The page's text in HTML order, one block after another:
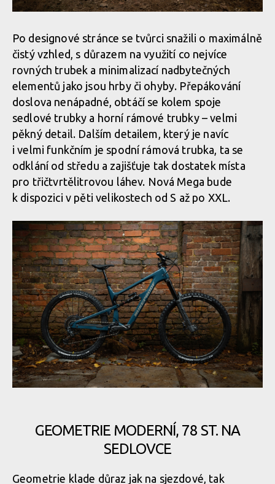
Po designové stránce se tvůrci snažili o maximálně
čistý vzhled, s důrazem na využití co nejvíce
rovných trubek a minimalizací nadbytečných
elementů jako jsou hrby či ohyby. Přepákování
doslova nenápadné, obtáčí se kolem spoje
sedlové trubky a horní rámové trubky – velmi
pěkný detail. Dalším detailem, který je navíc
i velmi funkčním je spodní rámová trubka, ta se
odklání od středu a zajišťuje tak dostatek místa
pro třičtvrtělitrovou láhev. Nová Mega bude
k dispozici v pěti velikostech od S až po XXL.
GEOMETRIE MODERNÍ, 78 ST. NA
SEDLOVCE
Geometrie klade důraz jak na sjezdové, tak